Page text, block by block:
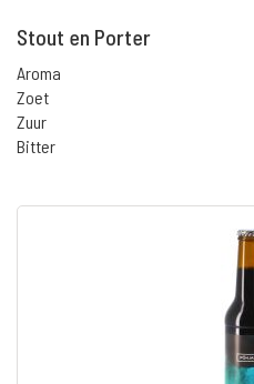
Stout en Porter
Aroma
Zoet
Zuur
Bitter